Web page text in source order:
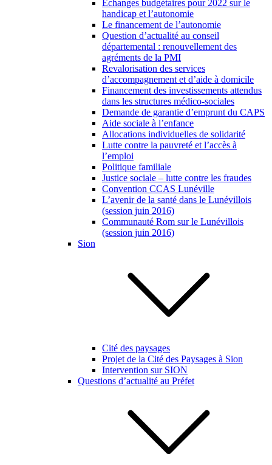
Échanges budgétaires pour 2022 sur le
handicap et l’autonomie
Le financement de l’autonomie
Question d’actualité au conseil
départemental : renouvellement des
agréments de la PMI
Revalorisation des services
d’accompagnement et d’aide à domicile
Financement des investissements attendus
dans les structures médico-sociales
Demande de garantie d’emprunt du CAPS
Aide sociale à l’enfance
Allocations individuelles de solidarité
Lutte contre la pauvreté et l’accès à
l’emploi
Politique familiale
Justice sociale – lutte contre les fraudes
Convention CCAS Lunéville
L’avenir de la santé dans le Lunévillois
(session juin 2016)
Communauté Rom sur le Lunévillois
(session juin 2016)
Sion
Cité des paysages
Projet de la Cité des Paysages à Sion
Intervention sur SION
Questions d’actualité au Préfet